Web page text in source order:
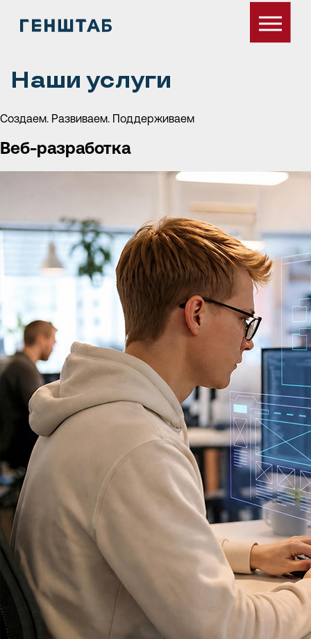
Наши услуги
Создаем. Развиваем. Поддерживаем
Веб-разработка